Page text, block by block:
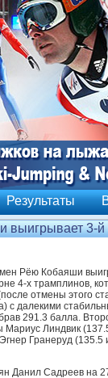
Результаты
выигрывает 3-й
Рёю Кобаяши
4-х трамплинов,
отмены этого
с далекими
291.3 балла.
Мариус Линдвик
Гранеруд (135.5
Данил Садреев на